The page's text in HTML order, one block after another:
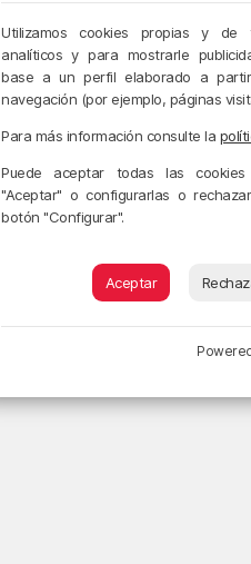
Utilizamos cookies propias y de
analíticos y para mostrarle
base a un perfil elaborado a
navegación (por ejemplo, páginas
Para más información consulte la
Puede aceptar todas las
"Aceptar" o configurarlas o
botón "Configurar".
Aceptar